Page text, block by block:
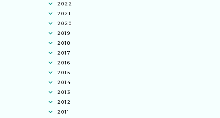
2022
2021
2020
2019
2018
2017
2016
2015
2014
2013
2012
2011